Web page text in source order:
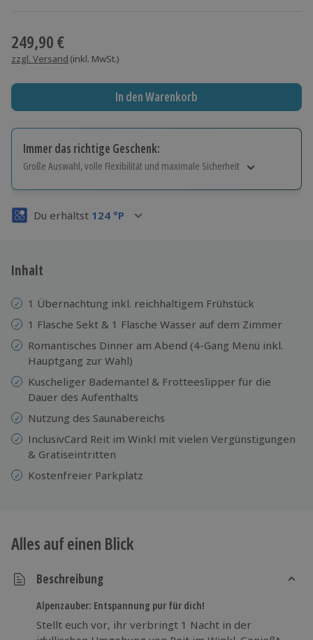
249,90 €
zzgl. Versand (inkl. MwSt.)
In den Warenkorb
Immer das richtige Geschenk:
Große Auswahl, volle Flexibilität und maximale Sicherheit
Volle Flexibilität
3 Jahre gültig & verlängerbar.
Du erhältst 124 °P
Inhalt
1 Übernachtung inkl. reichhaltigem Frühstück
1 Flasche Sekt & 1 Flasche Wasser auf dem Zimmer
Romantisches Dinner am Abend (4-Gang Menü inkl.
Hauptgang zur Wahl)
Kuscheliger Bademantel & Frotteeslipper für die
Dauer des Aufenthalts
Nutzung des Saunabereichs
InclusivCard Reit im Winkl mit vielen Vergünstigungen
& Gratiseintritten
Kostenfreier Parkplatz
Alles auf einen Blick
Beschreibung
Alpenzauber: Entspannung pur für dich!
Stellt euch vor, ihr verbringt 1 Nacht in der